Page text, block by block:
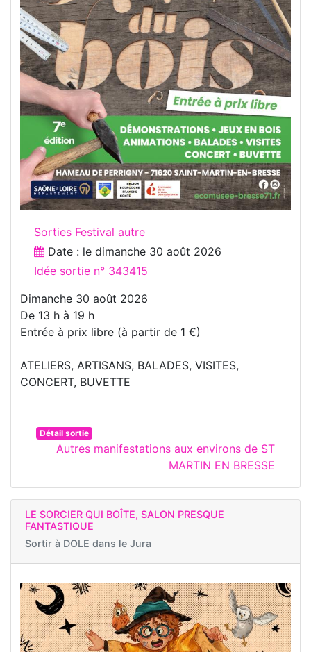
Sorties Festival autre
Date : le dimanche 30 août 2026
Idée sortie n° 343415
Dimanche 30 août 2026
De 13 h à 19 h
Entrée à prix libre (à partir de 1 €)
ATELIERS, ARTISANS, BALADES, VISITES,
CONCERT, BUVETTE
Détail sortie
Autres manifestations aux environs de ST
MARTIN EN BRESSE
LE SORCIER QUI BOÎTE, SALON PRESQUE
FANTASTIQUE
Sortir à DOLE dans le Jura